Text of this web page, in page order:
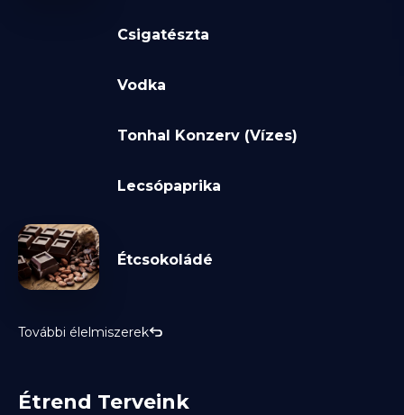
Csigatészta
Vodka
Tonhal Konzerv (Vízes)
Lecsópaprika
Étcsokoládé
További élelmiszerek
Étrend Terveink